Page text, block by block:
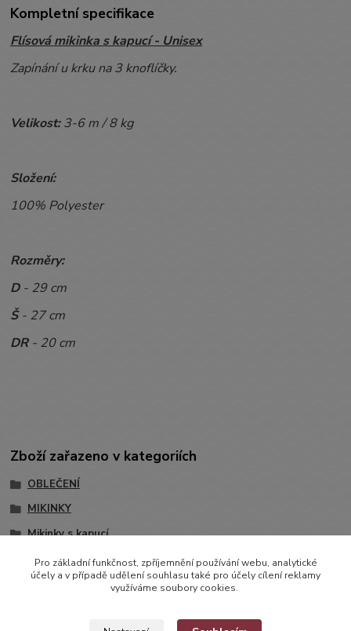
Kompletní specifikace
Flísová mikinka s kapucí - Unisex
Zapínání u krku na 3 knoflíčky.
Velikost:3-6 m / 8 kg
Složení:
100% Polyester
Rozměry:
D - 29 cm
Š- 27 cm
DR- 20 cm
Zboží zařazeno v kategoriích
OBLEČENÍ
MIKINKY
Mikinky s kapucí
Pro základní funkčnost, zpříjemnění používání webu, analytické
účely a v případě udělení souhlasu také pro účely cílení reklamy
využíváme soubory cookies.